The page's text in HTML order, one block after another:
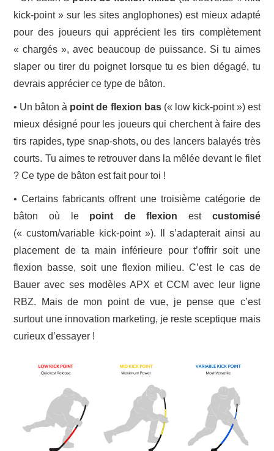
kick-point » sur les sites anglophones) est mieux adapté
pour des joueurs qui apprécient les tirs complètement
« chargés », avec beaucoup de puissance. Si tu aimes
slaper ou tirer du poignet lorsque tu es bien dégagé, tu
devrais apprécier ce type de bâton.
• Un bâton à point de flexion bas(« low kick-point ») est
mieux désigné pour les joueurs qui cherchent à faire des
tirs rapides, type snap-shots, ou des lancers balayés très
courts. Tu aimes te retrouver dans la mêlée devant le filet
? Ce type de bâton est fait pour toi !
• Certains fabricants offrent une troisième catégorie de
bâton où le point de flexion est customisé
(« custom/variable kick-point »). Il s’adapterait ainsi au
placement de ta main inférieure pour t’offrir soit une
flexion basse, soit une flexion milieu. C’est le cas de
Bauer avec ses modèles APX et CCM avec leur ligne
RBZ. Mais de mon point de vue, je pense que c’est
surtout une innovation marketing, je reste sceptique mais
curieux d’essayer !